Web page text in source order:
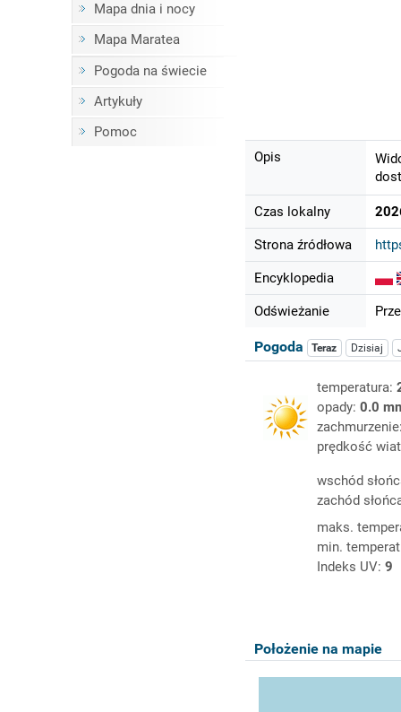
Mapa dnia i nocy
Mapa Maratea
Pogoda na świecie
Artykuły
Pomoc
Opis
Czas lokalny
Strona źródłowa
Encyklopedia
Odświeżanie
Pogoda Teraz Dzisiaj
temperatura:
opady: 0.0
zachmurzenie:
prędkość
wschód
zachód
maks.
min.
Indeks UV: 9
Położenie na mapie